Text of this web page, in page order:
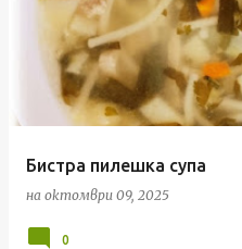
Бистра пилешка супа
на октомври 09, 2025
0